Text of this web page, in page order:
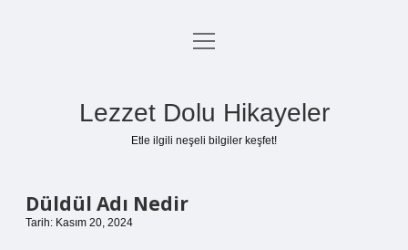
Anasayfa
menüyü
Lezzet Dolu Hikayeler
Etle ilgili neşeli bilgiler keşfet!
Düldül Adı Nedir
Tarih: Kasım 20, 2024